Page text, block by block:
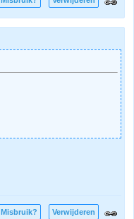
Misbruik? Verwijderen